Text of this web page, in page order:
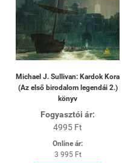
Michael J. Sullivan: Kardok Kora
(Az első birodalom legendái 2.)
könyv
Fogyasztói ár:
4995 Ft
Online ár:
3 995 Ft